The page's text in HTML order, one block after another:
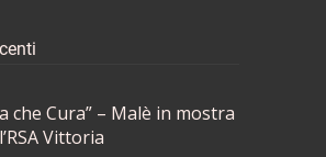
che Cura” – Malè in mostra
Vittoria